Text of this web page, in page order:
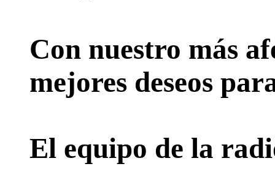
Con nuestro más
mejores deseos
El equipo de la